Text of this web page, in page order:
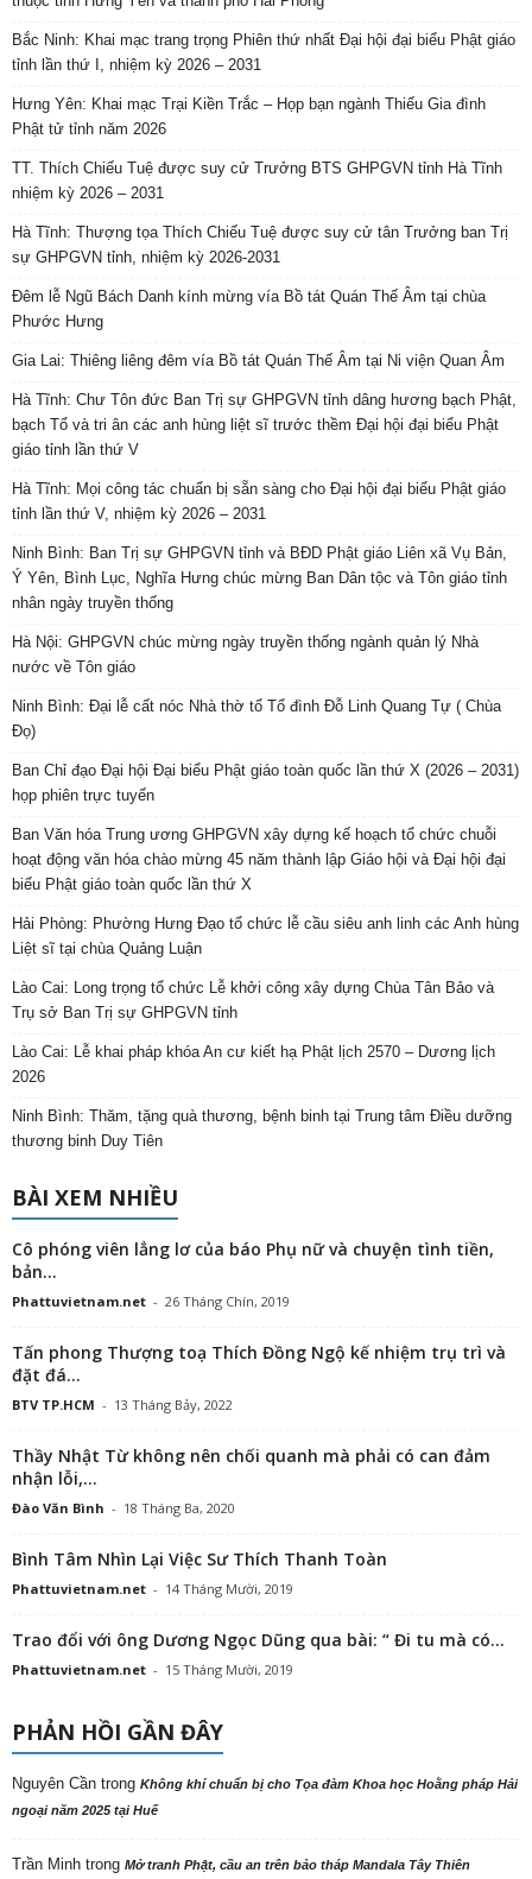
Bắc Ninh: Khai mạc trang trọng Phiên thứ nhất Đại hội đại biểu Phật giáo
tỉnh lần thứ I, nhiệm kỳ 2026 – 2031
Hưng Yên: Khai mạc Trại Kiền Trắc – Họp bạn ngành Thiếu Gia đình
Phật tử tỉnh năm 2026
TT. Thích Chiếu Tuệ được suy cử Trưởng BTS GHPGVN tỉnh Hà Tĩnh
nhiệm kỳ 2026 – 2031
Hà Tĩnh: Thượng tọa Thích Chiếu Tuệ được suy cử tân Trưởng ban Trị
sự GHPGVN tỉnh, nhiệm kỳ 2026-2031
Đêm lễ Ngũ Bách Danh kính mừng vía Bồ tát Quán Thế Âm tại chùa
Phước Hưng
Gia Lai: Thiêng liêng đêm vía Bồ tát Quán Thế Âm tại Ni viện Quan Âm
Hà Tĩnh: Chư Tôn đức Ban Trị sự GHPGVN tỉnh dâng hương bạch Phật,
bạch Tổ và tri ân các anh hùng liệt sĩ trước thềm Đại hội đại biểu Phật
giáo tỉnh lần thứ V
Hà Tĩnh: Mọi công tác chuẩn bị sẵn sàng cho Đại hội đại biểu Phật giáo
tỉnh lần thứ V, nhiệm kỳ 2026 – 2031
Ninh Bình: Ban Trị sự GHPGVN tỉnh và BĐD Phật giáo Liên xã Vụ Bản,
Ý Yên, Bình Lục, Nghĩa Hưng chúc mừng Ban Dân tộc và Tôn giáo tỉnh
nhân ngày truyền thống
Hà Nội: GHPGVN chúc mừng ngày truyền thống ngành quản lý Nhà
nước về Tôn giáo
Ninh Bình: Đại lễ cất nóc Nhà thờ tổ Tổ đình Đỗ Linh Quang Tự ( Chùa
Đọ)
Ban Chỉ đạo Đại hội Đại biểu Phật giáo toàn quốc lần thứ X (2026 – 2031)
họp phiên trực tuyến
Ban Văn hóa Trung ương GHPGVN xây dựng kế hoạch tổ chức chuỗi
hoạt động văn hóa chào mừng 45 năm thành lập Giáo hội và Đại hội đại
biểu Phật giáo toàn quốc lần thứ X
Hải Phòng: Phường Hưng Đạo tổ chức lễ cầu siêu anh linh các Anh hùng
Liệt sĩ tại chùa Quảng Luận
Lào Cai: Long trọng tổ chức Lễ khởi công xây dựng Chùa Tân Bảo và
Trụ sở Ban Trị sự GHPGVN tỉnh
Lào Cai: Lễ khai pháp khóa An cư kiết hạ Phật lịch 2570 – Dương lịch
2026
Ninh Bình: Thăm, tặng quà thương, bệnh binh tại Trung tâm Điều dưỡng
thương binh Duy Tiên
BÀI XEM NHIỀU
Cô phóng viên lẳng lơ của báo Phụ nữ và chuyện tình tiền,
bản...
Phattuvietnam.net - 26 Tháng Chín, 2019
Tấn phong Thượng toạ Thích Đồng Ngộ kế nhiệm trụ trì và
đặt đá...
BTV TP.HCM - 13 Tháng Bảy, 2022
Thầy Nhật Từ không nên chối quanh mà phải có can đảm
nhận lỗi,...
Đào Văn Bình - 18 Tháng Ba, 2020
Bình Tâm Nhìn Lại Việc Sư Thích Thanh Toàn
Phattuvietnam.net - 14 Tháng Mười, 2019
Trao đổi với ông Dương Ngọc Dũng qua bài: “ Đi tu mà có...
Phattuvietnam.net - 15 Tháng Mười, 2019
PHẢN HỒI GẦN ĐÂY
Nguyên Cần trong Không khí chuẩn bị cho Tọa đàm Khoa học Hoằng pháp Hải
ngoại năm 2025 tại Huế
Trần Minh trong Mở tranh Phật, cầu an trên bảo tháp Mandala Tây Thiên